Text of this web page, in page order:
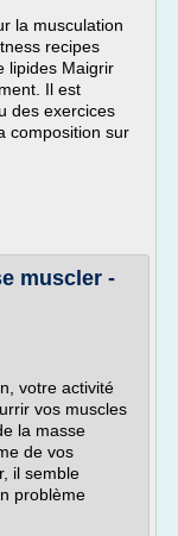
la musculation
recipes
lipides Maigrir
Il est
des exercices
composition sur
muscler -
votre activité
vos muscles
la masse
de vos
il semble
problème